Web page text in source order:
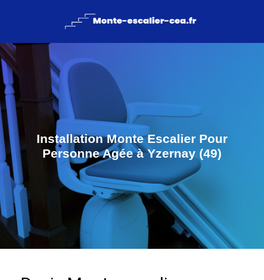
Installation Monte Escalier Pour
Personne Agée à Yzernay (49)